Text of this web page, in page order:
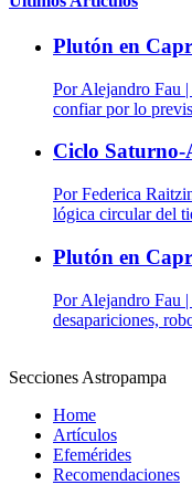
Plutón en
PorAlejandro Fau |
confiar por lo
Ciclo Saturno-
PorFederica
lógica circular del
Plutón en
PorAlejandro Fau |
desapariciones,
Secciones Astropampa
Home
Artículos
Efemérides
Recomendaciones